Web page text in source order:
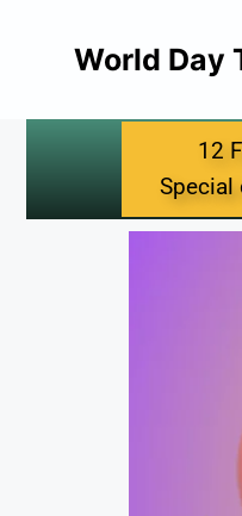
World Day
12
Special